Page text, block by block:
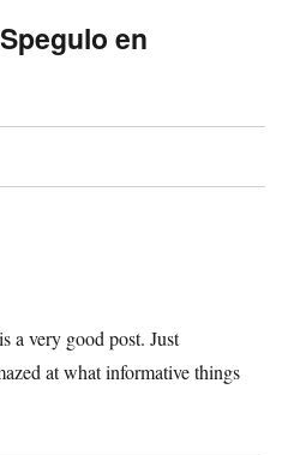
en
a very good post. Just
at what informative things